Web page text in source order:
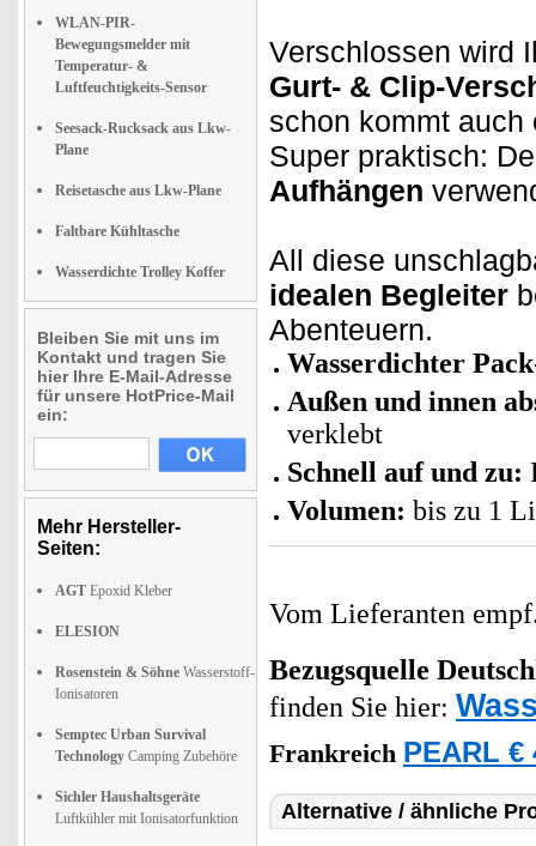
WLAN-PIR-
Bewegungsmelder mit
Temperatur- &
Luftfeuchtigkeits-Sensor
Seesack-Rucksack aus Lkw-
Plane
Reisetasche aus Lkw-Plane
Faltbare Kühltasche
Wasserdichte Trolley Koffer
Bleiben Sie mit uns im
Kontakt und tragen Sie
hier Ihre E-Mail-Adresse
für unsere HotPrice-Mail
ein:
Mehr Hersteller-
Seiten:
AGT Epoxid Kleber
ELESION
Rosenstein & Söhne Wasserstoff-
Ionisatoren
Semptec Urban Survival
Technology Camping Zubehöre
Sichler Haushaltsgeräte
Luftkühler mit Ionisatorfunktion
Verschlossen wird
Gurt- & Clip-
schon kommt auch
Super praktisch:
Aufhängen
All diese
idealen Begleiter
Abenteuern.
Wasserdichter
Außen und innen
verklebt
Schnell auf und zu:
Volumen: bis zu 1
Vom Lieferanten
Bezugsquelle
finden Sie hier:
Frankreich PEARL €
Alternative / ähnliche